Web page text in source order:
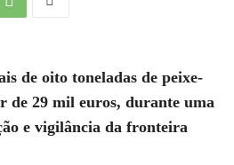
de oito toneladas de peixe-
de 29 mil euros, durante uma
e vigilância da fronteira